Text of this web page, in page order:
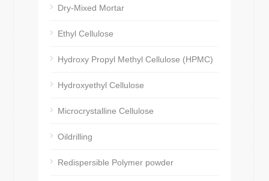
Dry-Mixed Mortar
Ethyl Cellulose
Hydroxy Propyl Methyl Cellulose (HPMC)
Hydroxyethyl Cellulose
Microcrystalline Cellulose
Oildrilling
Redispersible Polymer powder